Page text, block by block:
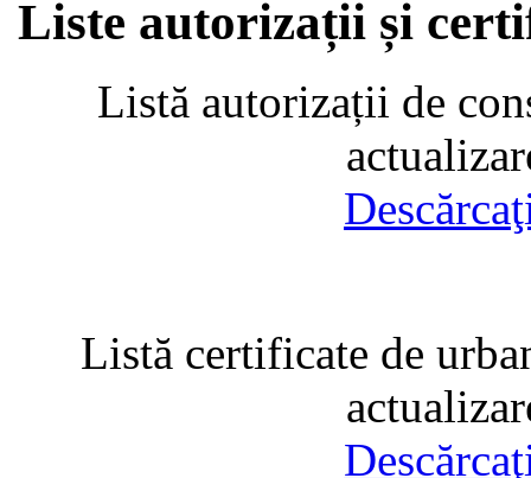
Liste autorizații și
Listă autorizații de
Listă certificate de